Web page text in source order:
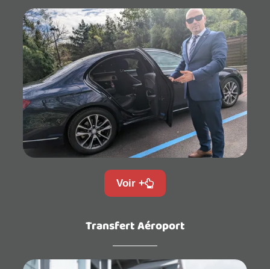
Voir +
Transfert Aéroport